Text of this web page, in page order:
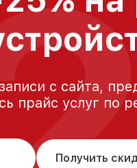
с сайта,
прайс услуг по
Получить